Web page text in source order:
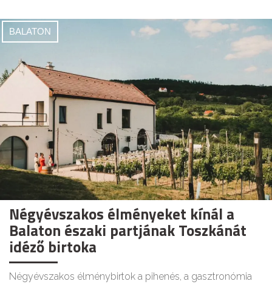
BALATON
Négyévszakos élményeket kínál a
Balaton északi partjának Toszkánát
idéző birtoka
Négyévszakos élménybirtok a pihenés, a gasztronómia